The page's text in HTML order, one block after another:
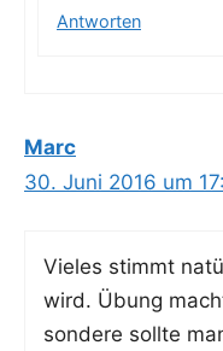
Antworten
Marc
30. Juni 2016 um
Vie­les stimmt
wird. Übung
son­de­re soll­te